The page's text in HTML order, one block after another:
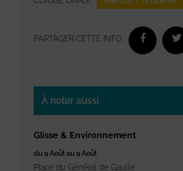
PARTAGER CETTE INFO :
À noter aussi
Glisse & Environnement
du 9 Août au 9 Août
Place du Général de Gaulle